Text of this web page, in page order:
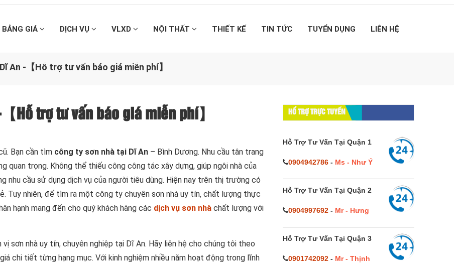
BẢNG GIÁ DỊCH VỤ VLXD NỘI THẤT THIẾT KẾ TIN TỨC TUYỂN DỤNG LIÊN HỆ
An -【Hỗ trợ tư vấn báo giá miễn phí】
Hỗ trợ tư vấn báo giá miễn phí】
Bạn cần tìm công ty sơn nhà tại Dĩ An – Bình Dương. Nhu cầu tân trang
quan trọng. Không thể thiếu công công tác xây dựng, giúp ngôi nhà của
nhu cầu sử dụng dịch vụ của người tiêu dùng. Hiện nay trên thị trường có
Tuy nhiên, để tìm ra một công ty chuyên sơn nhà uy tín, chất lượng thực
hạnh mang đến cho quý khách hàng các dịch vụ sơn nhà chất lượng với
sơn nhà uy tín, chuyên nghiệp tại Dĩ An. Hãy liên hệ cho chúng tôi theo
chi tiết từng hạng mục. Với kinh nghiệm nhiều năm hoạt động trong lĩnh
HỔ TRỢ TRỰC TUYẾN
Hỗ Trợ Tư Vấn Tại Quận 1
0904942786- Ms - Như Ý
Hỗ Trợ Tư Vấn Tại Quận 2
0904997692- Mr - Hưng
Hỗ Trợ Tư Vấn Tại Quận 3
0901742092- Mr - Thịnh